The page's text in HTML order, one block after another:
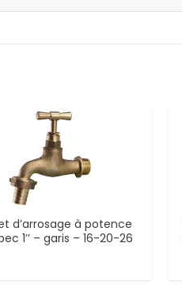
d’arrosage à potence
1’’ – garis – 16-20-26